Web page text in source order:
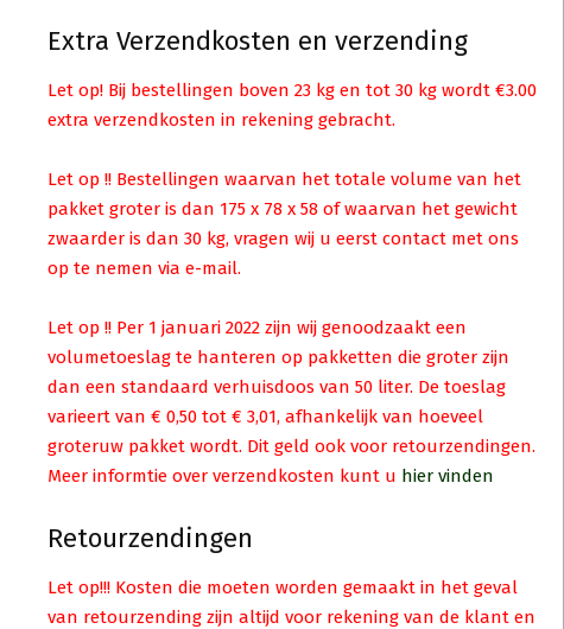
Extra Verzendkosten en verzending
Let op! Bij bestellingen boven 23 kg en tot 30 kg wordt €3.00
extra verzendkosten in rekening gebracht.
Let op !! Bestellingen waarvan het totale volume van het
pakket groter is dan 175 x 78 x 58 of waarvan het gewicht
zwaarder is dan 30 kg, vragen wij u eerst contact met ons
op te nemen via e-mail.
Let op !! Per 1 januari 2022 zijn wij genoodzaakt een
volumetoeslag te hanteren op pakketten die groter zijn
dan een standaard verhuisdoos van 50 liter. De toeslag
varieert van € 0,50 tot € 3,01, afhankelijk van hoeveel
groteruw pakket wordt. Dit geld ook voor retourzendingen.
Meer informtie over verzendkosten kunt u hier vinden
Retourzendingen
Let op!!! Kosten die moeten worden gemaakt in het geval
van retourzending zijn altijd voor rekening van de klant en